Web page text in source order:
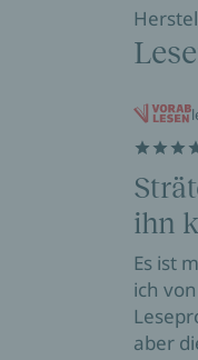
ihn
Es ist
ich
aber